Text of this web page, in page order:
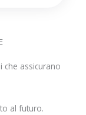
che assicurano
al futuro.